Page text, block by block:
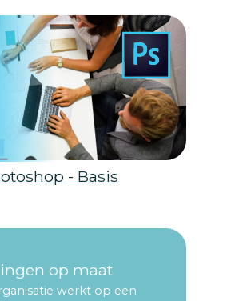
- Basis
op maat
werkt op een